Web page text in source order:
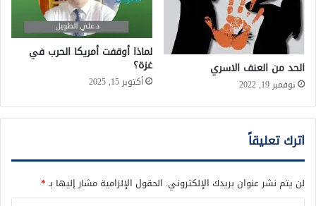
الحد من العنف الاسري
نوفمبر 19, 2022
لماذا أوقفت أمريكا الحرب في
غزة؟
أكتوبر 15, 2025
اترك تعليقاً
لن يتم نشر عنوان بريدك الإلكتروني. الحقول الإلزامية مشار إليها بـ*